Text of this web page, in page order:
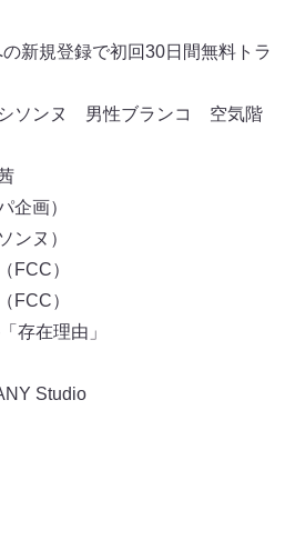
新規登録で初回30日間無料トラ
ソンヌ 男性ブランコ 空気階
企画）
ンヌ）
FCC）
FCC）
存在理由」
Studio